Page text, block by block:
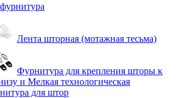
Лента шторная (мотажная тесьма)
Фурнитура для крепления шторы к
и Мелкая технологическая
для штор